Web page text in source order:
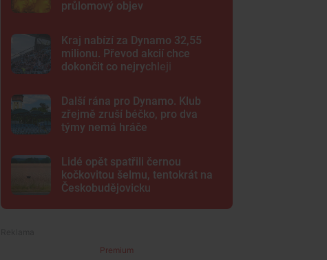
průlomový objev
Kraj nabízí za Dynamo 32,55
milionu. Převod akcií chce
dokončit co nejrychleji
Další rána pro Dynamo. Klub
zřejmě zruší béčko, pro dva
týmy nemá hráče
Lidé opět spatřili černou
kočkovitou šelmu, tentokrát na
Českobudějovicku
Premium